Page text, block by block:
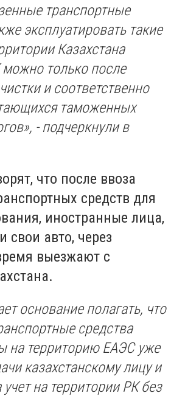
транспортные
эксплуатировать такие
Казахстана
только после
и соответственно
таможенных
- подчеркнули в
что после ввоза
средств для
иностранные лица,
свои авто, через
выезжают с
основание полагать, что
средства
на территорию ЕАЭС уже
казахстанскому лицу и
на территории РК без